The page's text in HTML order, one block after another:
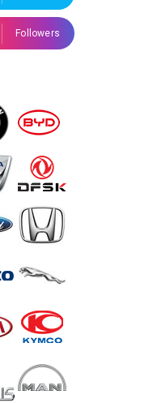
Followers